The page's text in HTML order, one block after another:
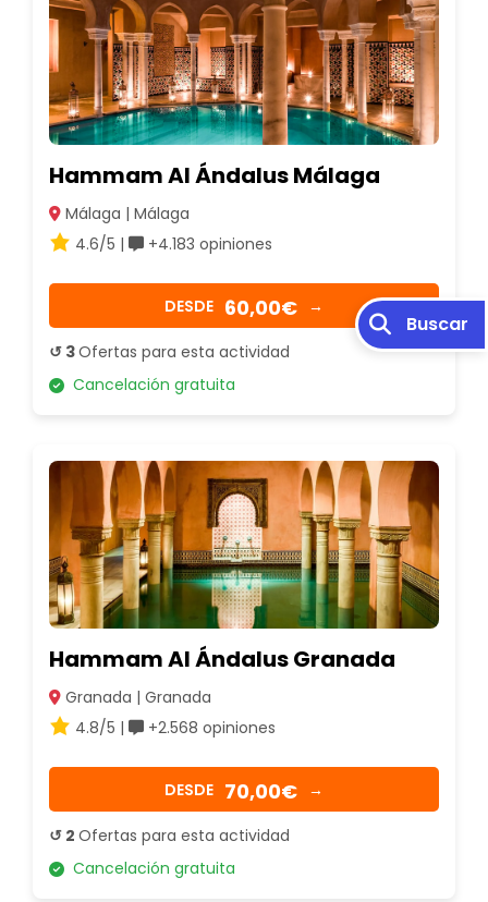
Hammam Al Ándalus Málaga
Málaga | Málaga
4.6/5 |
+4.183 opiniones
DESDE 60,00€ →
↺ 3Ofertas para esta actividad
Cancelación gratuita
Hammam Al Ándalus Granada
Granada | Granada
4.8/5 |
+2.568 opiniones
DESDE 70,00€ →
↺ 2 Ofertas para esta actividad
Cancelación gratuita
Buscar